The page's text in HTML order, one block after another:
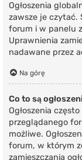
Ogłoszenia
zawsze je czytać.
forum i w panelu
Uprawnienia
nadawane przez
Na górę
Co to są
Ogłoszenia
przeglądanego
możliwe.
forum, w którym
zamieszczania